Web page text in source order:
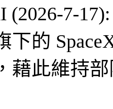
(2026-7-
下的 Sp
藉此維持